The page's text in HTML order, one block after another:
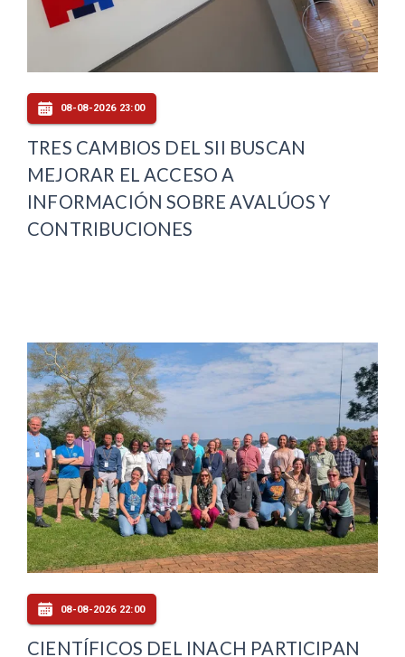
08-08-2026 23:00
TRES CAMBIOS DEL SII BUSCAN
MEJORAR EL ACCESO A
INFORMACIÓN SOBRE AVALÚOS Y
CONTRIBUCIONES
08-08-2026 22:00
CIENTÍFICOS DEL INACH PARTICIPAN